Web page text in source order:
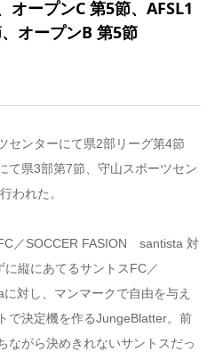
オープンC 第5節、AFSL1
オープンB 第5節
センターにて県2部リーグ第4節
て県3部第7節、守山スポーツセン
われた。
／SOCCER FASION santista 対
縦にあてるサントスFC／
対し、マンマークで自由を与え
で決定機を作るJungeBlatter。前
ながら決めきれないサントスだっ